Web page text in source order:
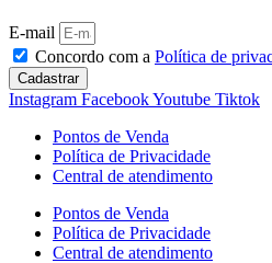
E-mail
Concordo com a Política de
Cadastrar
Instagram FacebookYoutube Tiktok
Pontos de Venda
Política de Privacidade
Central de atendimento
Pontos de Venda
Política de Privacidade
Central de atendimento